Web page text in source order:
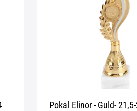
Pokal Elinor - Guld-